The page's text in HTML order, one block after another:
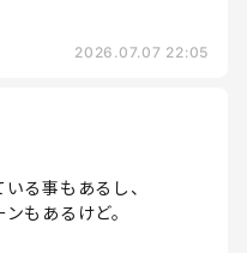
2026.07.07 22:05
る事もあるし、
もあるけど。